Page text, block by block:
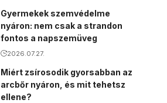
Gyermekek szemvédelme
nyáron: nem csak a strandon
fontos a napszemüveg
2026.07.27.
Miért zsírosodik gyorsabban az
arcbőr nyáron, és mit tehetsz
ellene?